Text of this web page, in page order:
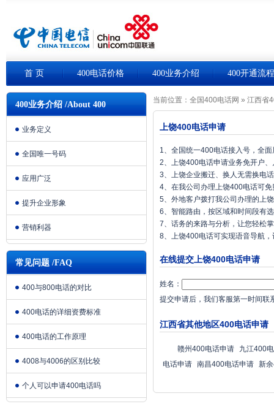
首 页 400电话价格 400业务介绍 400开通流程
400业务介绍 /About 400
业务定义
全国唯一号码
应用广泛
提升企业形象
营销利器
常见问题 /FAQ
400与800电话的对比
400电话的详细资费标准
400电话的工作原理
4008与4006的区别比较
个人可以申请400电话吗
当前位置： 全国400电话网 » 江西省
上饶400电话申请
1、全国统一400电话接入号，全
2、上饶400电话申请业务免开户
3、上饶企业搬迁、换人无需换电
4、在我公司办理上饶400电话可
5、外地客户拨打我公司办理的上
6、智能路由，按区域和时间段有
7、话务的来路与分析，让您轻松
8、上饶400电话可实现语音导航
在线提交上饶400电话申请
姓名：
提交申请后，我们客服第一时间联
江西省其他地区400电话申请
赣州400电话申请
九江400
电话申请 南昌400电话申请 新